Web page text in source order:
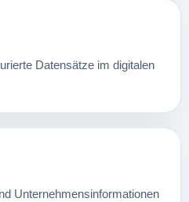
Datensätze im digitalen
Unternehmensinformationen